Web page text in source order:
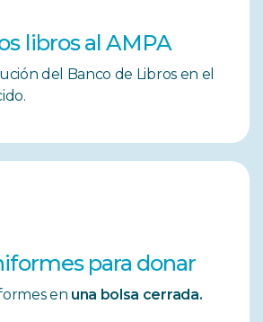
libros al AMPA
del Banco de Libros en el
para donar
en una bolsa cerrada.